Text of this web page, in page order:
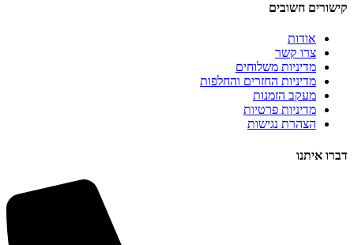
קישורים חשובים
אודות
צרו קשר
מדיניות משלוחים
מדיניות החזרים והחלפות
מעקב הזמנות
מדיניות פרטיות
הצהרת נגישות
דברו איתנו